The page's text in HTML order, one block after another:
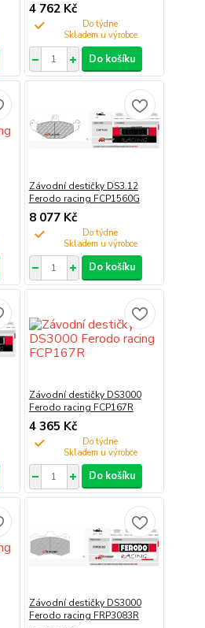
4 762 Kč
Do týdne
Do košíku
Závodní destičky DS3.12
Ferodo racing FCP1560G
8 077 Kč
Do týdne
Do košíku
Závodní destičky DS3000
Ferodo racing FCP167R
4 365 Kč
Do týdne
Do košíku
Závodní destičky DS3000
Ferodo racing FRP3083R